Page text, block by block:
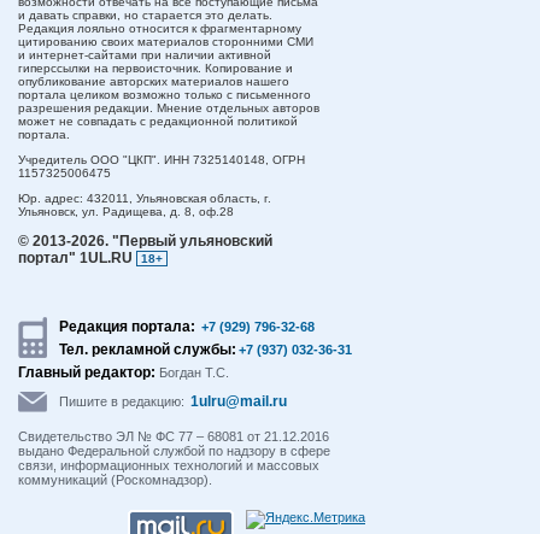
и давать справки, но старается это делать.
Редакция лояльно относится к фрагментарному
цитированию своих материалов сторонними СМИ
и интернет-сайтами при наличии активной
гиперссылки на первоисточник. Копирование и
опубликование авторских материалов нашего
портала целиком возможно только с письменного
разрешения редакции. Мнение отдельных авторов
может не совпадать с редакционной политикой
портала.
Учредитель ООО "ЦКП". ИНН 7325140148, ОГРН
1157325006475
Юр. адрес: 432011, Ульяновская область, г.
Ульяновск, ул. Радищева, д. 8, оф.28
© 2013-2026. "Первый ульяновский
портал" 1UL.RU
18+
Редакция портала: +7 (929) 796-32-68
Тел. рекламной службы: +7 (937) 032-36-31
Главный редактор: Богдан Т.С.
Пишите в редакцию: 1ulru@mail.ru
Свидетельство ЭЛ № ФС 77 – 68081 от 21.12.2016
выдано Федеральной службой по надзору в сфере
связи, информационных технологий и массовых
коммуникаций (Роскомнадзор).